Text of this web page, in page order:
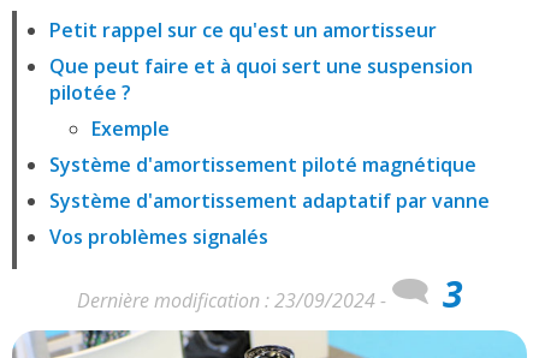
Petit rappel sur ce qu'est un amortisseur
Que peut faire et à quoi sert une suspension
pilotée ?
Exemple
Système d'amortissement piloté magnétique
Système d'amortissement adaptatif par vanne
Vos problèmes signalés
Dernière modification : 23/09/2024 - 3